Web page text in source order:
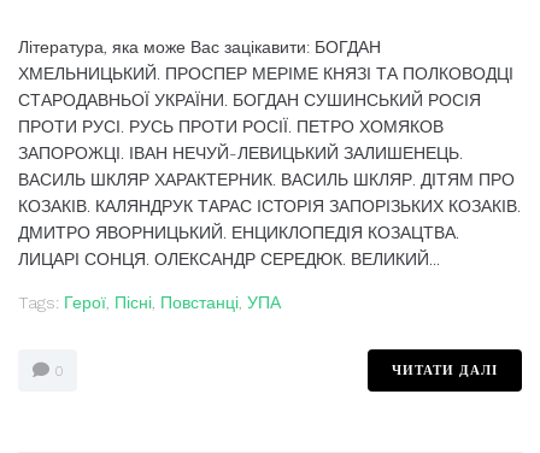
Література, яка може Вас зацікавити: БОГДАН
ХМЕЛЬНИЦЬКИЙ. ПРОСПЕР МЕРІМЕ КНЯЗІ ТА ПОЛКОВОДЦІ
СТАРОДАВНЬОЇ УКРАЇНИ. БОГДАН СУШИНСЬКИЙ РОСІЯ
ПРОТИ РУСІ. РУСЬ ПРОТИ РОСІЇ. ПЕТРО ХОМЯКОВ
ЗАПОРОЖЦІ. ІВАН НЕЧУЙ-ЛЕВИЦЬКИЙ ЗАЛИШЕНЕЦЬ.
ВАСИЛЬ ШКЛЯР ХАРАКТЕРНИК. ВАСИЛЬ ШКЛЯР. ДІТЯМ ПРО
КОЗАКІВ. КАЛЯНДРУК ТАРАС ІСТОРІЯ ЗАПОРІЗЬКИХ КОЗАКІВ.
ДМИТРО ЯВОРНИЦЬКИЙ. ЕНЦИКЛОПЕДІЯ КОЗАЦТВА.
ЛИЦАРІ СОНЦЯ. ОЛЕКСАНДР СЕРЕДЮК. ВЕЛИКИЙ...
Tags: Герої, Пісні, Повстанці, УПА
0 ЧИТАТИ ДАЛІ